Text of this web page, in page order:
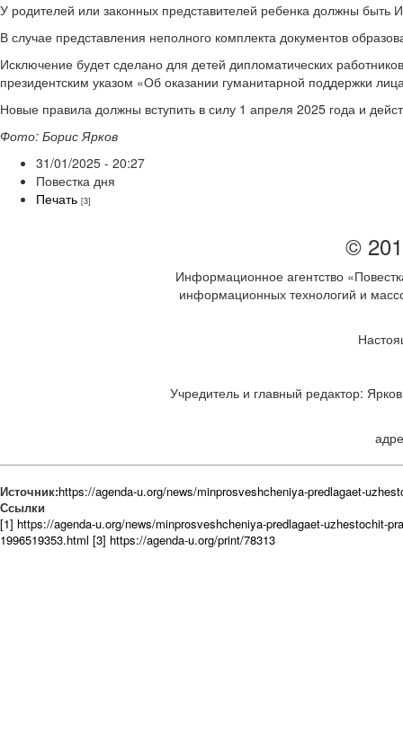
У родителей или законных представителей ребенка должны
В случае представления неполного комплекта документов
Исключение будет сделано для детей дипломатических
президентским указом «Об оказании гуманитарной поддержки
Новые правила должны вступить в силу 1 апреля 2025 года и
Фото: Борис Ярков
31/01/2025 - 20:27
Повестка дня
Печать [3]
©
Информационное агентство
информационных технологий и
Учредитель и главный редактор:
Источник:https://agenda-u.org/news/minprosveshcheniya-predlagaet-
Ссылки
[1] https://agenda-u.org/news/minprosveshcheniya-predlagaet-uzhestochit-
1996519353.html [3] https://agenda-u.org/print/78313